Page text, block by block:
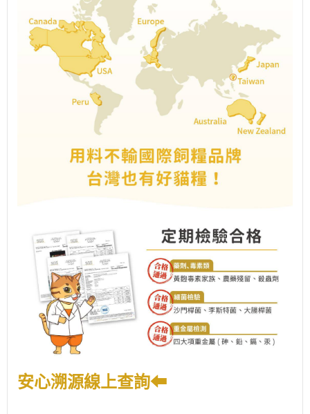
安心溯源線上查詢⬅